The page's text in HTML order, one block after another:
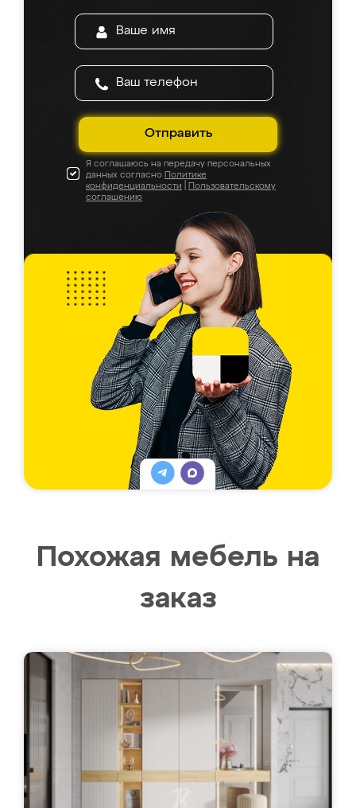
Отправить
Я соглашаюсь на передачу персональных
данных согласно Политике
конфиденциальности
Пользовательскому
соглашению
Похожая мебель на
заказ